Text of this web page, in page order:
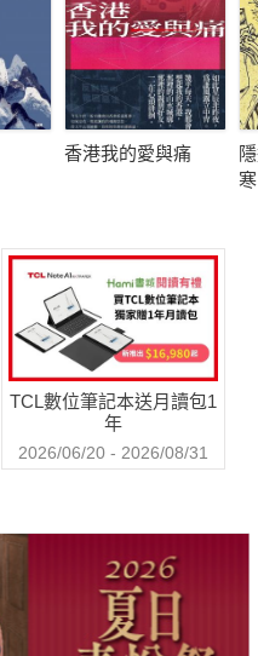
香港我的愛與痛
TCL數位筆記本送月讀包1
年
2026/06/20 - 2026/08/31